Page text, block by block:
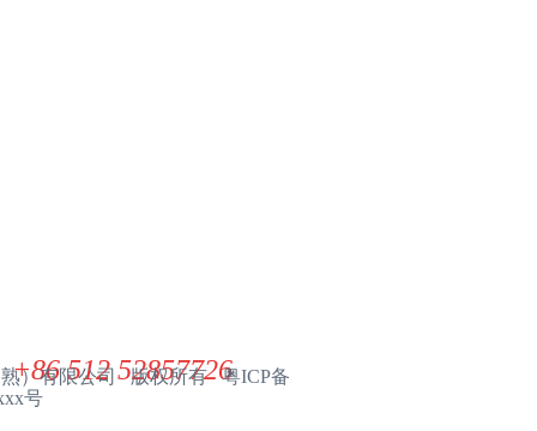
+86 512 52857726
）有限公司 版权所有 粤ICP备
号